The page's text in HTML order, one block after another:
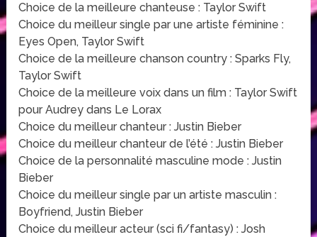
Choice de la meilleure chanteuse : Taylor Swift
Choice du meilleur single par une artiste féminine :
Eyes Open, Taylor Swift
Choice de la meilleure chanson country : Sparks Fly,
Taylor Swift
Choice de la meilleure voix dans un film : Taylor Swift
pour Audrey dans Le Lorax
Choice du meilleur chanteur : Justin Bieber
Choice du meilleur chanteur de l’été : Justin Bieber
Choice de la personnalité masculine mode : Justin
Bieber
Choice du meilleur single par un artiste masculin :
Boyfriend, Justin Bieber
Choice du meilleur acteur (sci fi/fantasy) : Josh